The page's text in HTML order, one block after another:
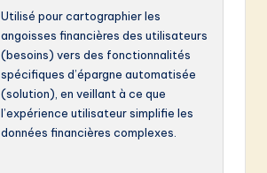
Utilisé pour cartographier les
angoisses financières des utilisateurs
(besoins) vers des fonctionnalités
spécifiques d’épargne automatisée
(solution), en veillant à ce que
l’expérience utilisateur simplifie les
données financières complexes.